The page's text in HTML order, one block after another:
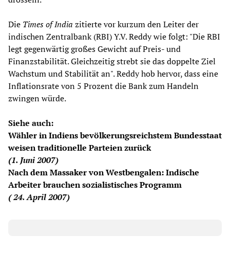
Die Times of India zitierte vor kurzum den Leiter der
indischen Zentralbank (RBI) Y.V. Reddy wie folgt: "Die RBI
legt gegenwärtig großes Gewicht auf Preis- und
Finanzstabilität. Gleichzeitig strebt sie das doppelte Ziel
Wachstum und Stabilität an". Reddy hob hervor, dass eine
Inflationsrate von 5 Prozent die Bank zum Handeln
zwingen würde.
Siehe auch:
Wähler in Indiens bevölkerungsreichstem Bundesstaat
weisen traditionelle Parteien zurück
(1. Juni 2007)
Nach dem Massaker von Westbengalen: Indische
Arbeiter brauchen sozialistisches Programm
( 24. April 2007)